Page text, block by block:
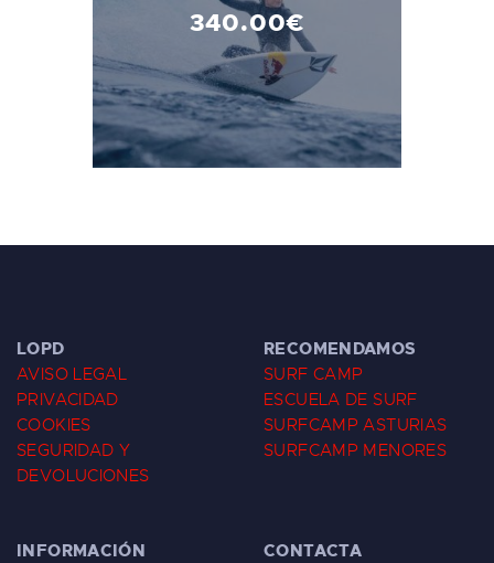
340.00€
LOPD
AVISO LEGAL
PRIVACIDAD
COOKIES
SEGURIDAD Y
DEVOLUCIONES
RECOMENDAMOS
SURF CAMP
ESCUELA DE SURF
SURFCAMP ASTURIAS
SURFCAMP MENORES
INFORMACIÓN CONTACTA